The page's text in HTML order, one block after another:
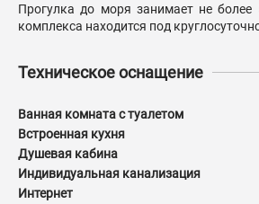
Прогулка до моря занимает не более
комплекса находится под
Техническое оснащение
Ванная комната с туалетом
Встроенная кухня
Душевая кабина
Индивидуальная канализация
Интернет